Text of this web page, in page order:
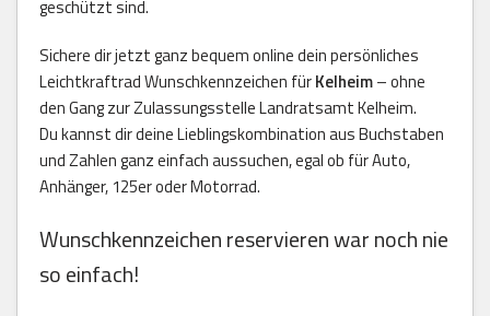
geschützt sind.
Sichere dir jetzt ganz bequem online dein persönliches
Leichtkraftrad Wunschkennzeichen fürKelheim– ohne
den Gang zur Zulassungsstelle Landratsamt Kelheim.
Du kannst dir deine Lieblingskombination aus Buchstaben
und Zahlen ganz einfach aussuchen, egal ob für Auto,
Anhänger, 125er oder Motorrad.
Wunschkennzeichen reservieren war noch nie
so einfach!